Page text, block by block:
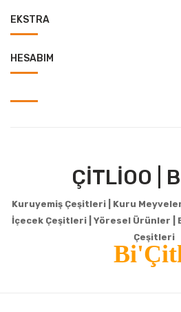
EKSTRA
HESABIM
ÇİTLİOO |
Kuruyemiş Çeşitleri | Kuru
İçecek Çeşitleri | Yöresel Ürünler |
Çeşitleri